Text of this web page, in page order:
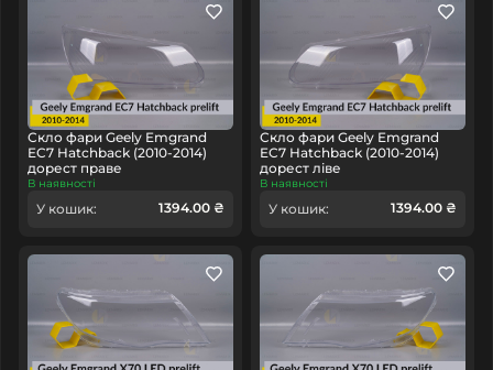
Скло фари Geely Emgrand
EC7 Hatchback (2010-2014)
дорест праве
В наявності
У кошик: 1394.00 ₴
Скло фари Geely Emgrand
EC7 Hatchback (2010-2014)
дорест ліве
В наявності
У кошик: 1394.00 ₴